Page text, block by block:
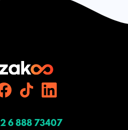
6 888 73407